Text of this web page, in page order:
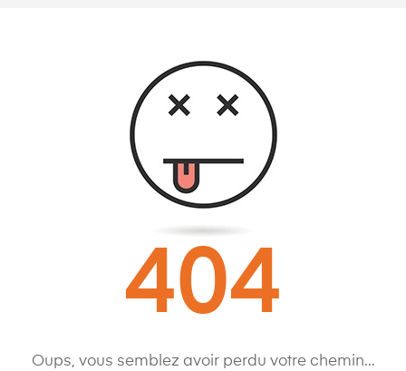
404
Oups, vous semblez avoir perdu votre chemin...